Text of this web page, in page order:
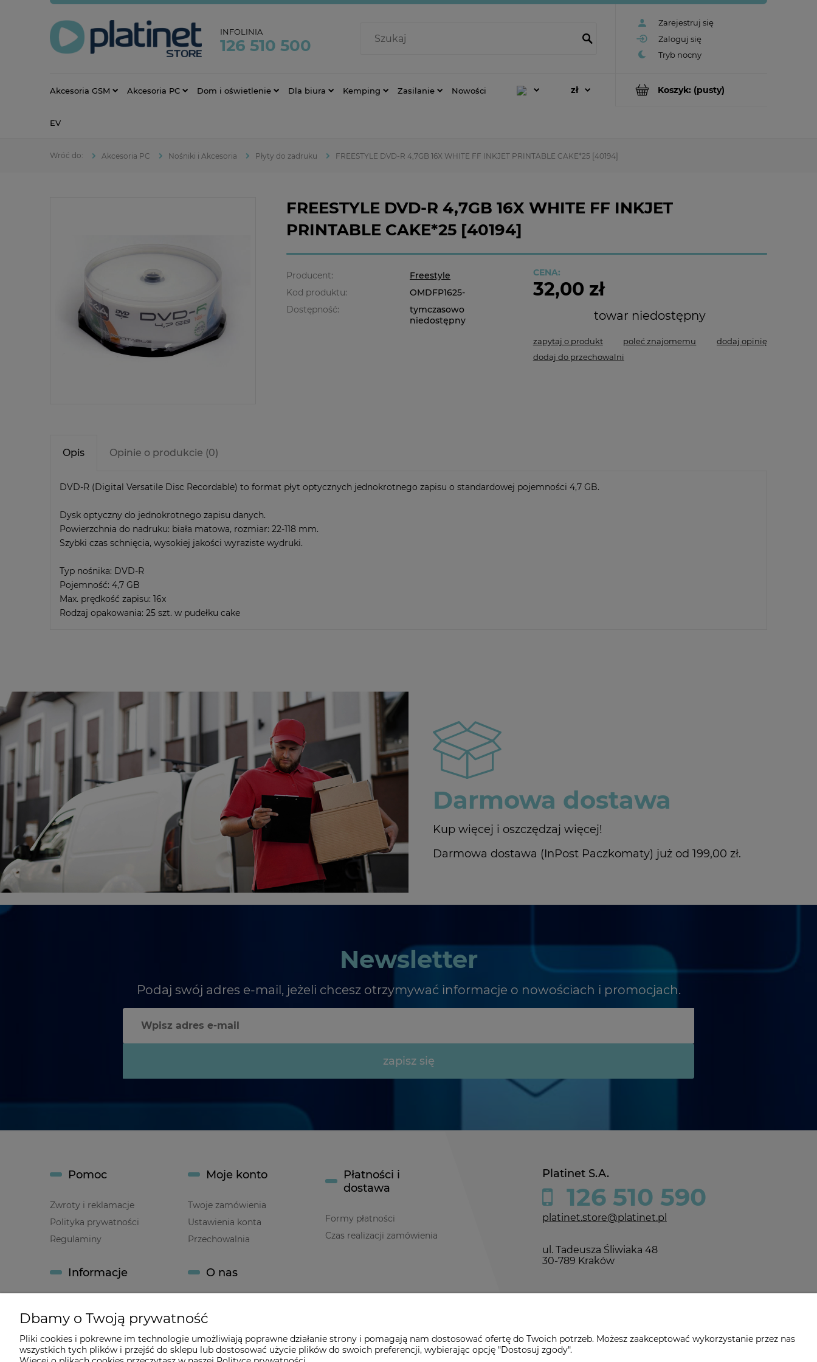
Zarejestruj się
Zaloguj się
INFOLINIA
126 510 500
Koszyk: (pusty)
Akcesoria GSM Akcesoria PC Dom i oświetlenie Dla biura Kemping Zasilanie Nowości
EV
Akcesoria PC Nośniki i Akcesoria Płyty do zadruku FREESTYLE DVD-R 4,7GB 16X WHITE FF INKJET PRINTABLE CAKE*25 [40194]
FREESTYLE DVD-R 4,7GB 16X WHITE FF INKJET
PRINTABLE CAKE*25 [40194]
Producent:
Freestyle
Kod produktu:
OMDFP1625-
Dostępność:
tymczasowo
niedostępny
CENA:
32,00 zł
towar niedostępny
zapytaj o produkt poleć znajomemu
dodaj opinię
dodaj do przechowalni
Opis Opinie o produkcie (0)
DVD-R (Digital Versatile Disc Recordable) to format płyt optycznych jednokrotnego zapisu o standardowej pojemności 4,7 GB.
Dysk optyczny do jednokrotnego zapisu danych.
Powierzchnia do nadruku: biała matowa, rozmiar: 22-118 mm.
Szybki czas schnięcia, wysokiej jakości wyraziste wydruki.
Typ nośnika: DVD-R
Pojemność: 4,7 GB
Max. prędkość zapisu: 16x
Rodzaj opakowania: 25 szt. w pudełku cake
Darmowa dostawa
Kup więcej i oszczędzaj więcej!
Darmowa dostawa (InPost Paczkomaty) już od 199,00 zł.
Newsletter
Podaj swój adres e-mail, jeżeli chcesz otrzymywać informacje o nowościach i promocjach.
zapisz się
Platinet S.A.
126 510 590
platinet.store@platinet.pl
ul. Tadeusza Śliwiaka 48
30-789 Kraków
Pomoc
Zwroty i reklamacje
Polityka prywatności
Regulaminy
Moje konto
Twoje zamówienia
Ustawienia konta
Przechowalnia
Płatności i
dostawa
Formy płatności
Czas realizacji zamówienia
Informacje
Promocje
Baza wiedzy
Mapa strony
O nas
O firmie
Dbamy o Twoją prywatność
Pliki cookies i pokrewne im technologie umożliwiają poprawne działanie strony i pomagają nam dostosować ofertę do Twoich potrzeb. Możesz zaakceptować wykorzystanie przez nas
wszystkich tych plików i przejść do sklepu lub dostosować użycie plików do swoich preferencji, wybierając opcję "Dostosuj zgody".